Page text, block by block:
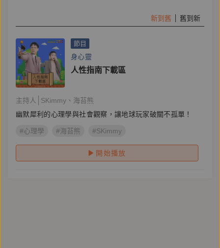
新到舊 舊到新
節目
身心靈
人性指南下載區
主持人 SKimmy
海苔熊
幽默犀利的心理學與社會觀察，讓地球玩家破關不孤單！
#心理學 #海苔熊 #SKimmy
開始播放